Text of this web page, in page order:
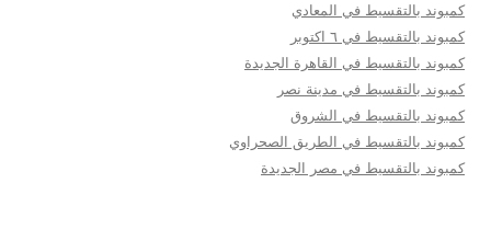
كمبوند بالتقسيط في المعادي
كمبوند بالتقسيط في ٦ اكتوبر
كمبوند بالتقسيط في القاهرة الجديدة
كمبوند بالتقسيط في مدينة نصر
كمبوند بالتقسيط في الشروق
كمبوند بالتقسيط في الطريق الصحراوي
كمبوند بالتقسيط في مصر الجديدة